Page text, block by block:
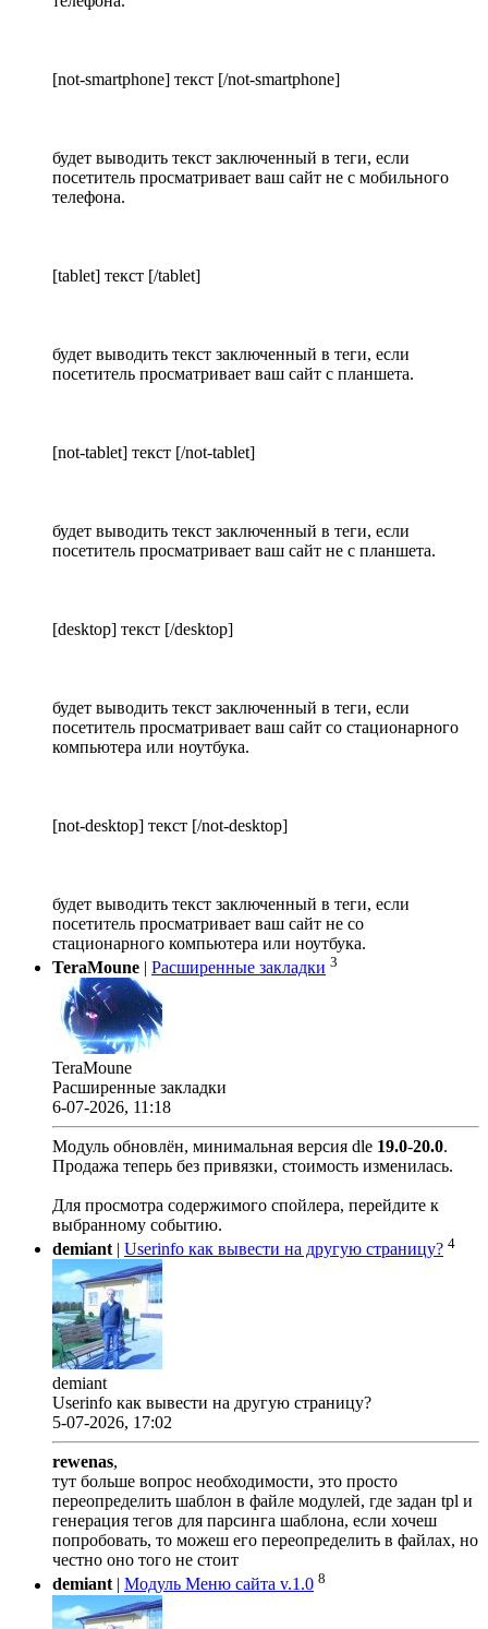
[not-smartphone] текст [/not-smartphone]
будет выводить текст заключенный в теги, если
посетитель просматривает ваш сайт не с мобильного
телефона.
[tablet] текст [/tablet]
будет выводить текст заключенный в теги, если
посетитель просматривает ваш сайт с планшета.
[not-tablet] текст [/not-tablet]
будет выводить текст заключенный в теги, если
посетитель просматривает ваш сайт не с планшета.
[desktop] текст [/desktop]
будет выводить текст заключенный в теги, если
посетитель просматривает ваш сайт со стационарного
компьютера или ноутбука.
[not-desktop] текст [/not-desktop]
будет выводить текст заключенный в теги, если
посетитель просматривает ваш сайт не со
стационарного компьютера или ноутбука.
TeraMoune | Расширенные закладки 3
TeraMoune
Расширенные закладки
6-07-2026, 11:18
Модуль обновлён, минимальная версия dle 19.0-20.0.
Продажа теперь без привязки, стоимость изменилась.
Для просмотра содержимого спойлера, перейдите к
выбранному событию.
demiant | Userinfo как вывести на другую страницу? 4
demiant
Userinfo как вывести на другую страницу?
5-07-2026, 17:02
rewenas,
тут больше вопрос необходимости, это просто
переопределить шаблон в файле модулей, где задан tpl и
генерация тегов для парсинга шаблона, если хочеш
попробовать, то можеш его переопределить в файлах, но
честно оно того не стоит
demiant| Модуль Меню сайта v.1.0 8